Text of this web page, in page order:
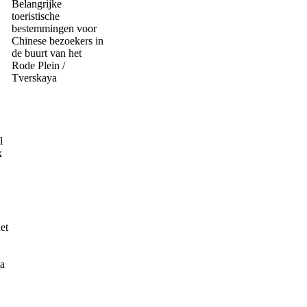
Belangrijke
toeristische
bestemmingen voor
Chinese bezoekers in
de buurt van het
Rode Plein /
Tverskaya